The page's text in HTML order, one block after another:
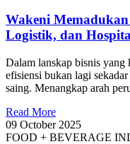
Wakeni
Logistik, dan
Dalam lanskap bisnis yang
efisiensi bukan lagi
saing. Menangkap arah
Read More
09 October 2025
FOOD + BEVERAGE